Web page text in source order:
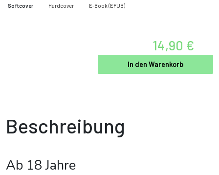
Softcover Hardcover E-Book (EPUB)
14,90 €
In den Warenkorb
Beschreibung
Ab 18 Jahre